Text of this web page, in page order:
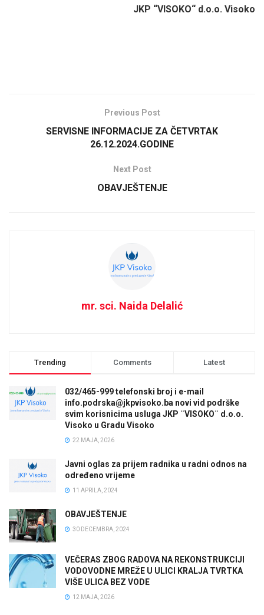
JKP “VISOKO“ d.o.o. Visoko
Previous Post
SERVISNE INFORMACIJE ZA ČETVRTAK
26.12.2024.GODINE
Next Post
OBAVJEŠTENJE
mr. sci. Naida Delalić
Trending Comments Latest
032/465-999 telefonski broj i e-mail
info.podrska@jkpvisoko.ba novi vid podrške
svim korisnicima usluga JKP ¨VISOKO¨ d.o.o.
Visoko u Gradu Visoko
22 MAJA, 2026
Javni oglas za prijem radnika u radni odnos na
određeno vrijeme
11 APRILA, 2024
OBAVJEŠTENJE
30 DECEMBRA, 2024
VEČERAS ZBOG RADOVA NA REKONSTRUKCIJI
VODOVODNE MREŽE U ULICI KRALJA TVRTKA
VIŠE ULICA BEZ VODE
12 MAJA, 2026